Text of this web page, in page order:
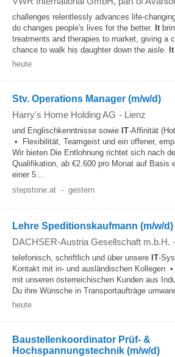
challenges relentlessly advances life-
do changes people's lives for the better. It
treatments and therapies to market, giving a
chance to walk his daughter down the aisle. It
heute
Stv. Operations Manager (m/w/d)
Harry's Home Holding AG - Lienz
und Englischkenntnisse sowie IT-Affinität
• Flexibilität, Teamgeist und ein offener,
Wir bieten Die Entlohnung richtet sich nach
Qualifikation, ab €2.600 pro Monat auf Basis
einer 5...
stepstone.at - gestern
Lehre Speditionskaufmann (m/w/d)
DACHSER-Austria Gesellschaft m.b.H.
telefonisch, schriftlich und über unsere IT-
Kontakt mit in- und ausländischen Kollegen
mit unseren österreichischen Kunden aus
Du ihre Wünsche in Transportaufträge
heute
Baustellenkoordinator Prüf- &
Hochspannungstechnik (m/w/d)